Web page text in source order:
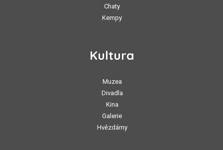
Chaty
Kempy
Kultura
Muzea
Divadla
Kina
Galerie
Hvězdárny